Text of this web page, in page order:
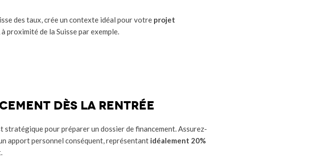
des taux, crée un contexte idéal pour votre projet
à proximité de la Suisse par exemple.
dès la rentrée
stratégique pour préparer un dossier de financement. Assurez-
apport personnel conséquent, représentant idéalement 20%